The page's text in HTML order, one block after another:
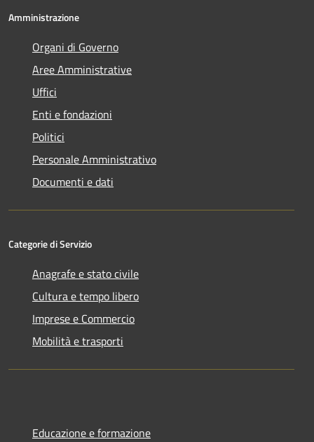
Amministrazione
Organi di Governo
Aree Amministrative
Uffici
Enti e fondazioni
Politici
Personale Amministrativo
Documenti e dati
Categorie di Servizio
Anagrafe e stato civile
Cultura e tempo libero
Imprese e Commercio
Mobilità e trasporti
Educazione e formazione